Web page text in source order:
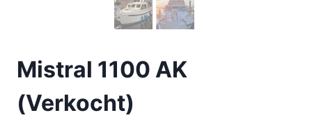
Mistral 1100 AK
(Verkocht)